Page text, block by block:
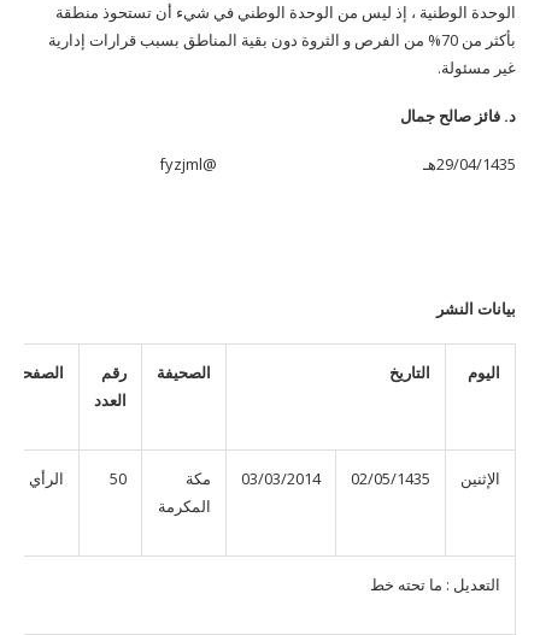
الوحدة الوطنية ، إذ ليس من الوحدة الوطني في شيء أن تستحوذ منطقة
بأكثر من 70% من الفرص و الثروة دون بقية المناطق بسبب قرارات إدارية
غير مسئولة.
د. فائز صالح جمال
29/04/1435هـ @fyzjml
بيانات النشر
اليوم التاريخ الصحيفة
رقم
العدد
الصفحة
الإثنين 02/05/1435
03/03/2014
مكة
المكرمة
50 الرأي
التعديل : ما تحته خط